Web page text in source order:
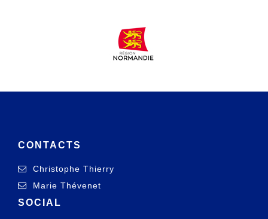
CONTACTS
Christophe Thierry
Marie Thévenet
SOCIAL